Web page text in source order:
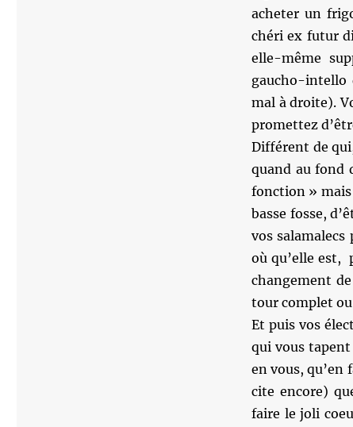
acheter un
chéri ex futur
elle-même
gaucho-intello
mal à droite).
promettez
Différent de
quand au fond
fonction » mais
basse fosse,
vos
où qu’elle est,
changement
tour complet ou
Et puis vos
qui vous
en vous, qu’en
cite encore)
faire le joli